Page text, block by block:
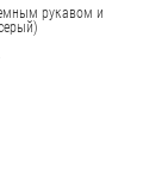
рукавом и